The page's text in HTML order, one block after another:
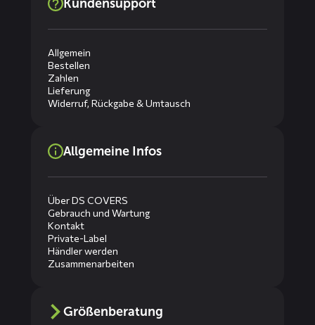
Kundensupport
Allgemein
Bestellen
Zahlen
Lieferung
Widerruf, Rückgabe & Umtausch
Allgemeine Infos
Über DS COVERS
Gebrauch und Wartung
Kontakt
Private-Label
Händler werden
Zusammenarbeiten
Größenberatung